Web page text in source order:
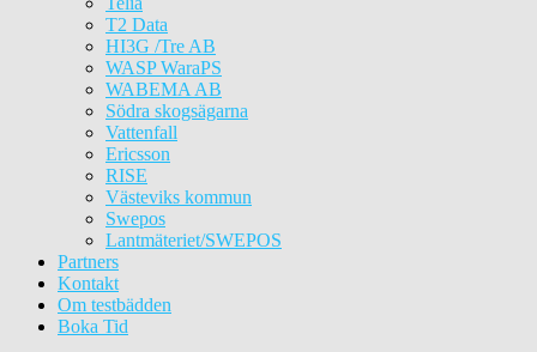
T2 Data
HI3G /Tre AB
WASP WaraPS
WABEMA AB
Södra skogsägarna
Vattenfall
Ericsson
RISE
Västeviks kommun
Swepos
Lantmäteriet/SWEPOS
Partners
Kontakt
Om testbädden
Boka Tid